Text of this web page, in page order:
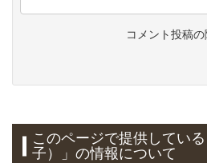
コメント投稿
このページで提供している
子）」の情報について